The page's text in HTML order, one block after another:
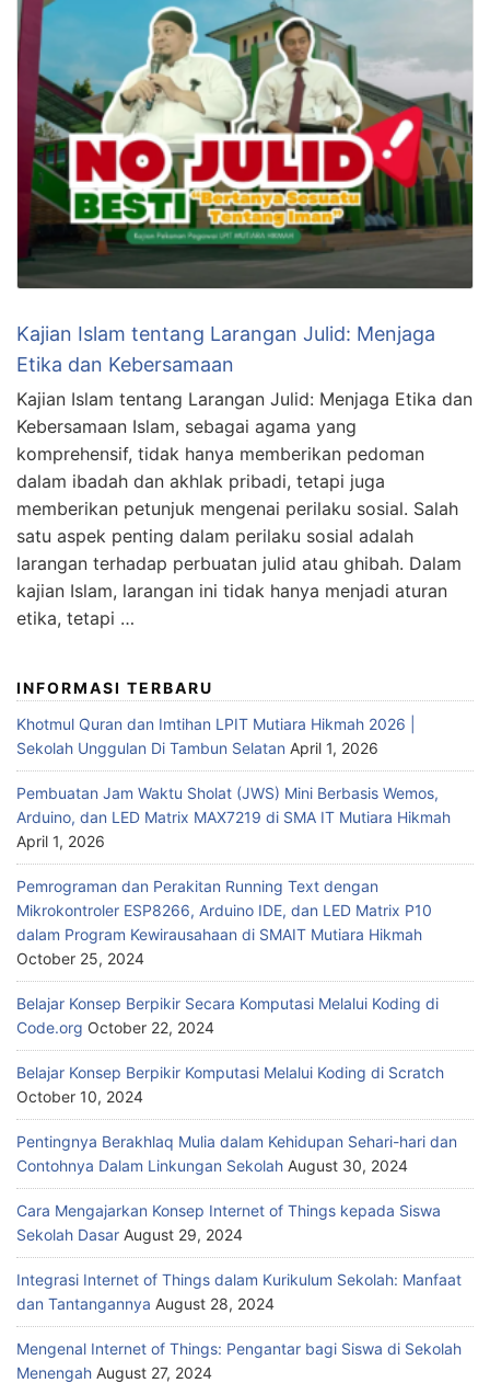
Kajian Islam tentang Larangan Julid: Menjaga
Etika dan Kebersamaan
Kajian Islam tentang Larangan Julid: Menjaga Etika dan
Kebersamaan Islam, sebagai agama yang
komprehensif, tidak hanya memberikan pedoman
dalam ibadah dan akhlak pribadi, tetapi juga
memberikan petunjuk mengenai perilaku sosial. Salah
satu aspek penting dalam perilaku sosial adalah
larangan terhadap perbuatan julid atau ghibah. Dalam
kajian Islam, larangan ini tidak hanya menjadi aturan
etika, tetapi …
INFORMASI TERBARU
Khotmul Quran dan Imtihan LPIT Mutiara Hikmah 2026 |
Sekolah Unggulan Di Tambun Selatan April 1, 2026
Pembuatan Jam Waktu Sholat (JWS) Mini Berbasis Wemos,
Arduino, dan LED Matrix MAX7219 di SMA IT Mutiara Hikmah
April 1, 2026
Pemrograman dan Perakitan Running Text dengan
Mikrokontroler ESP8266, Arduino IDE, dan LED Matrix P10
dalam Program Kewirausahaan di SMAIT Mutiara Hikmah
October 25, 2024
Belajar Konsep Berpikir Secara Komputasi Melalui Koding di
Code.org October 22, 2024
Belajar Konsep Berpikir Komputasi Melalui Koding di Scratch
October 10, 2024
Pentingnya Berakhlaq Mulia dalam Kehidupan Sehari-hari dan
Contohnya Dalam Linkungan Sekolah August 30, 2024
Cara Mengajarkan Konsep Internet of Things kepada Siswa
Sekolah Dasar August 29, 2024
Integrasi Internet of Things dalam Kurikulum Sekolah: Manfaat
dan Tantangannya August 28, 2024
Mengenal Internet of Things: Pengantar bagi Siswa di Sekolah
Menengah August 27, 2024